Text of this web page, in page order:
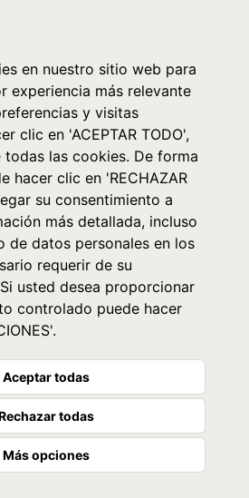
en nuestro sitio web para
experiencia más relevante
y visitas
clic en 'ACEPTAR TODO',
las cookies. De forma
hacer clic en 'RECHAZAR
su consentimiento a
más detallada, incluso
de datos personales en los
requerir de su
usted desea proporcionar
controlado puede hacer
Aceptar todas
todas
Más opciones